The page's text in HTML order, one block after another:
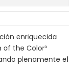
enriquecida
of the Color³
plenamente el